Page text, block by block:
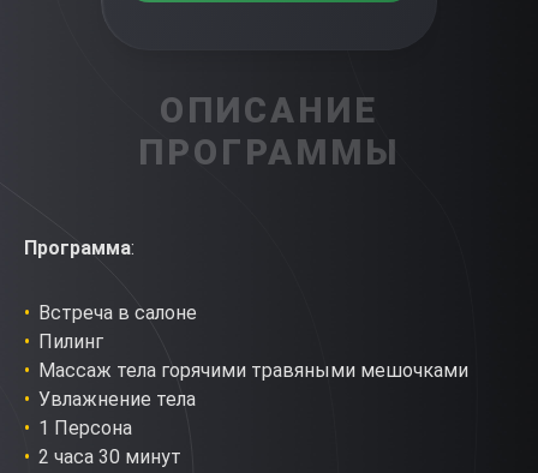
ОПИСАНИЕ
ПРОГРАММЫ
Программа:
Встреча в салоне
Пилинг
Массаж тела горячими травяными мешочками
Увлажнение тела
1 Персона
2 часа 30 минут